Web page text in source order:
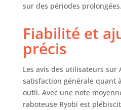
sur des périodes prolongées.
Fiabilité et
précis
Les avis des utilisateurs sur
satisfaction générale quant
outil. Avec une note
raboteuse Ryobi est